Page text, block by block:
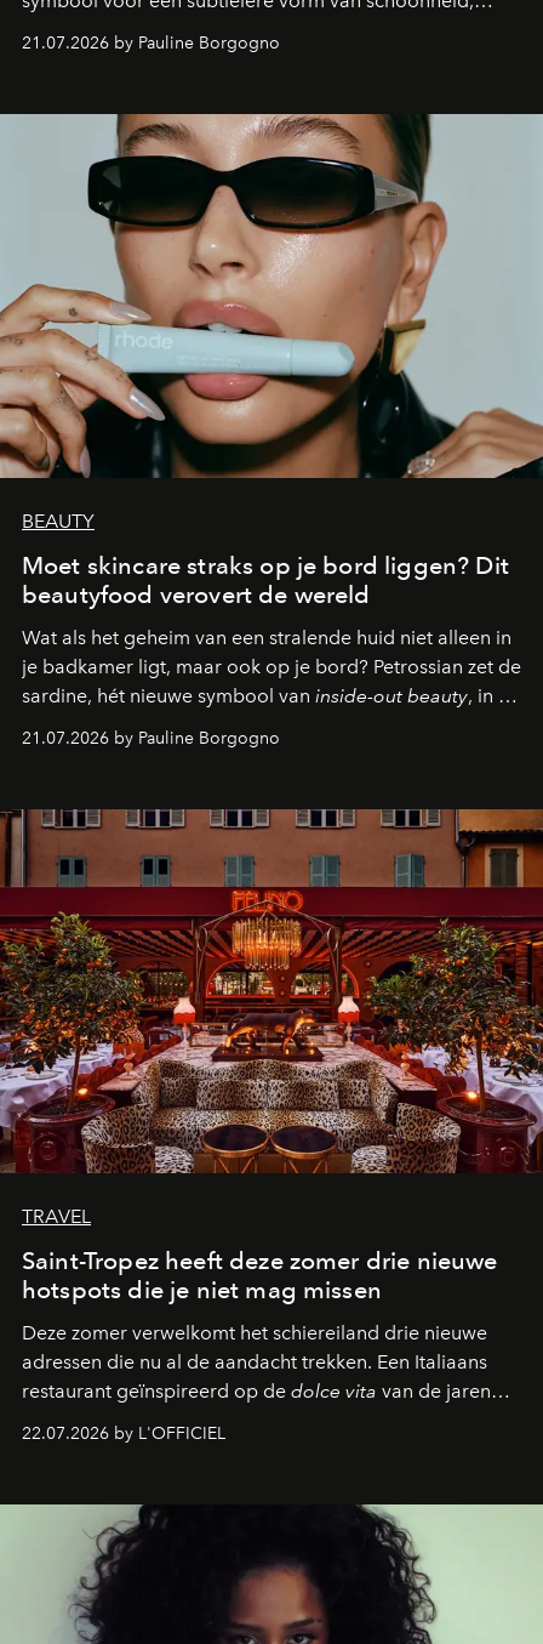
waarin zelfvertrouwen belangrijker is dan een overvloed
aan make-up.
21.07.2026 by Pauline Borgogno
BEAUTY
Moet skincare straks op je bord liggen? Dit
beautyfood verovert de wereld
Wat als het geheim van een stralende huid niet alleen in
je badkamer ligt, maar ook op je bord? Petrossian zet de
sardine, hét nieuwe symbool van inside-out beauty, in de
kijker met twee gastronomische creaties.
21.07.2026 by Pauline Borgogno
TRAVEL
Saint-Tropez heeft deze zomer drie nieuwe
hotspots die je niet mag missen
Deze zomer verwelkomt het schiereiland drie nieuwe
adressen die nu al de aandacht trekken. Een Italiaans
restaurant geïnspireerd op de dolce vita van de jaren
zestig, een Japanse hotspot die na zonsondergang
verandert in een bruisende ontmoetingsplek en de
neerstrijkt in Saint-Tropez. Dit zijn de nieuwe adressen
die deze zomer de toon zetten, van lange lunches tot
zwoele nachten.
22.07.2026 by L'OFFICIEL